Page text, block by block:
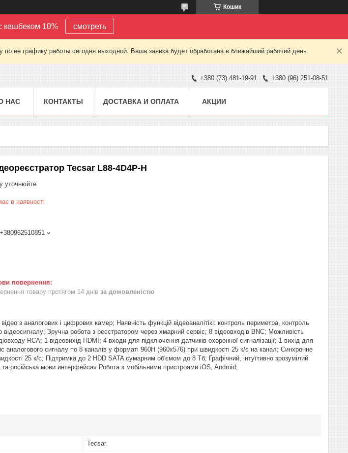
Кошик
кешбеком 10% смотреть
ее графику работы сегодня выходной. Ваша заявка будет обработана в ближайший рабочий день.
+380 (73) 481-19-91 +380 (96) 251-08-51
НАС КОНТАКТЫ ДОСТАВКА И ОПЛАТА АКЦИИ
Tecsar L88-4D4P-H
уточнюйте
в наявності
+380962510851
товару протягом 14 днів за домовленістю
з аналогових і цифрових камер; Наявність функцій відеоаналітікі: контроль периметра, контроль
Зручна робота з реєстратором через хмарний сервіс; 8 відеовходів BNC; Можливість
RCA; 1 відеовихід HDMI; 4 входи для підключення датчиків охоронної сигналізації; 1 вихід для
аналогового сигналу по 8 каналів у форматі 960H (960х576) при швидкості 25 к/с на канал; Синхронне
25 к/с; Підтримка до 2 HDD SATA сумарним об'ємом до 8 Тб; Графічний, інтуїтивно зрозумілий
російська мови интерфейсаv Робота з мобільними пристроями iOS, Android;
Tecsar